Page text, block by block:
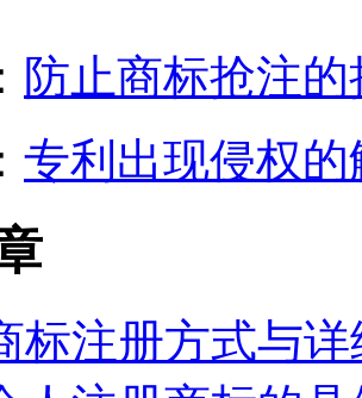
防止商标抢注
专利出现侵权
标注册方式与